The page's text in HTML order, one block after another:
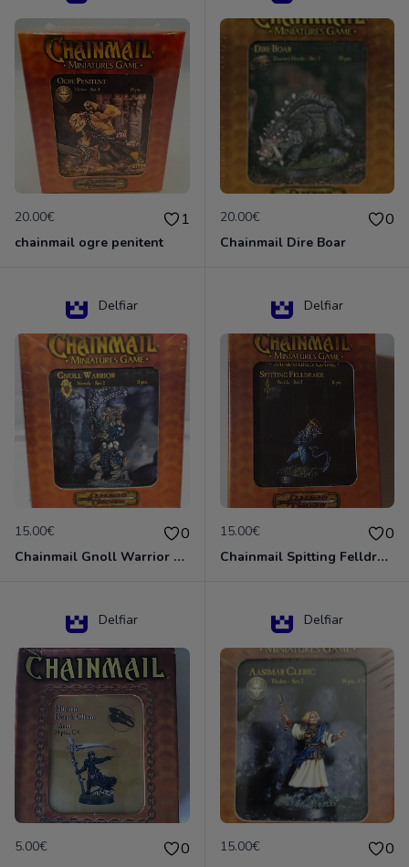
20.00€ 1
chainmail ogre penitent
20.00€ 0
Chainmail Dire Boar
Delfiar
15.00€ 0
Chainmail Gnoll Warrior Dungeons & Dragons
Delfiar
15.00€ 0
Chainmail Spitting Felldrake
Delfiar
5.00€ 0
Delfiar
15.00€ 0